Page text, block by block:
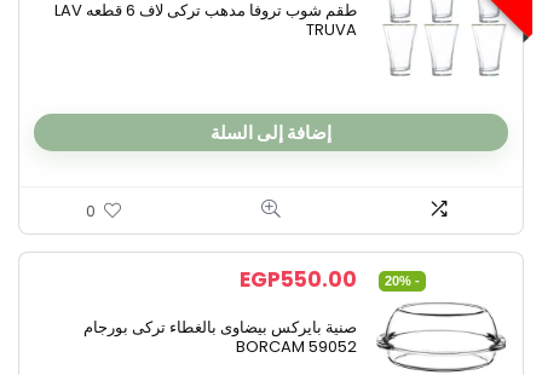
طقم شوب تروفا مدهب تركى لاف 6 قطعه LAV
TRUVA
إضافة إلى السلة
0
- 20%
EGP550.00
صنية بايركس بيضاوى بالغطاء تركى بورجام
BORCAM 59052